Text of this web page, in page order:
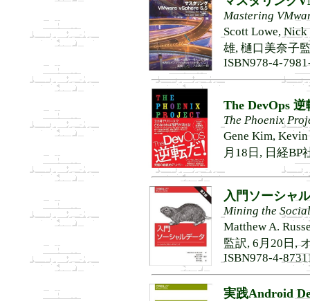
Mastering
Scott Lowe,
雄, 樋口美奈子
ISBN978-4-
The DevOps 逆
The Phoenix
Gene Kim,
月18日, 日経BP
入門ソーシャ
Mining the
Matthew A.
監訳, 6月20日,
ISBN978-4-
実践Android